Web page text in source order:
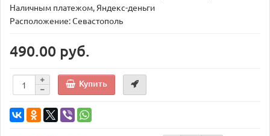
Наличным платежом, Яндекс-деньги
Расположение: Севастополь
490.00 руб.
Купить